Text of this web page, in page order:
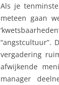
Als je
meteen gaan
“angstcultuur”.
vergadering
afwijkende
manager